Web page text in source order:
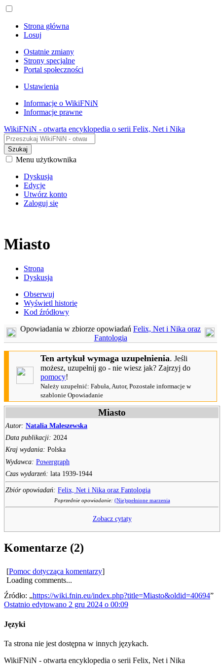
Strona główna
Losuj
Ostatnie zmiany
Strony specjalne
Portal społeczności
Ustawienia
Informacje o WikiFNiN
Informacje prawne
WikiFNiN - otwarta encyklopedia o serii Felix, Net i Nika
Szukaj
Menu użytkownika
Dyskusja
Edycje
Utwórz konto
Zaloguj się
Miasto
Strona
Dyskusja
Obserwuj
Wyświetl historię
Kod źródłowy
Opowiadania w zbiorze opowiadań Felix, Net i Nika oraz
Fantologia
Ten artykuł wymaga uzupełnienia. Jeśli
możesz, uzupełnij go - nie wiesz jak? Zajrzyj do
pomocy!
Należy uzupełnić: Fabuła, Autor, Pozostałe informacje w
szablonie Opowiadanie
Miasto
Autor: Natalia Maleszewska
Data publikacji: 2024
Kraj wydania: Polska
Wydawca: Powergraph
Czas wydarzeń: lata 1939-1944
Zbiór opowiadań: Felix, Net i Nika oraz Fantologia
Poprzednie opowiadanie: (Nie)spełnione marzenia
Zobacz cytaty
Komentarze (2)
[Pomoc dotycząca komentarzy]
Loading comments...
Źródło: „https://wiki.fnin.eu/index.php?title=Miasto&oldid=40694”
Ostatnio edytowano 2 gru 2024 o 00:09
Języki
Ta strona nie jest dostępna w innych językach.
WikiFNiN - otwarta encyklopedia o serii Felix, Net i Nika